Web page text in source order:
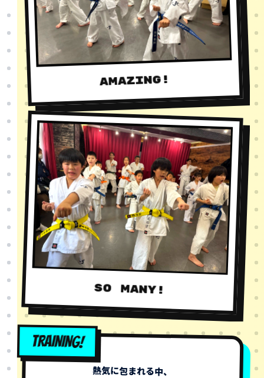
AMAZING!
SO MANY!
熱気に包まれる中、
TRAINING!